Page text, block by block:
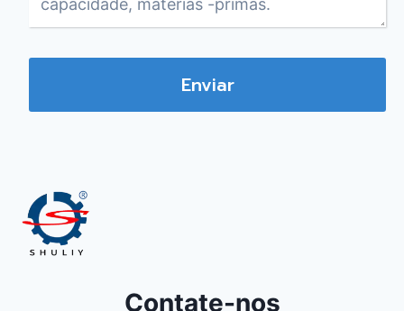
Enviar
Contate-nos